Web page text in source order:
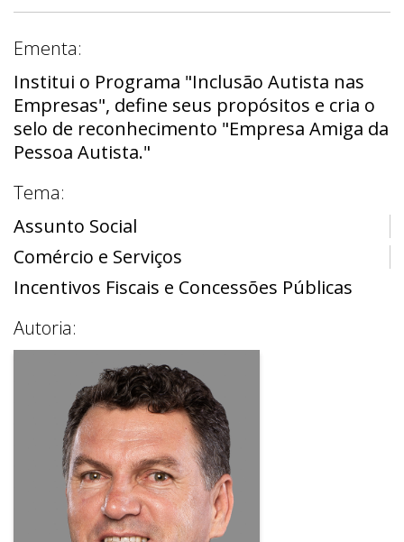
Ementa:
Institui o Programa "Inclusão Autista nas
Empresas", define seus propósitos e cria o
selo de reconhecimento "Empresa Amiga da
Pessoa Autista."
Tema:
Assunto Social
Comércio e Serviços
Incentivos Fiscais e Concessões Públicas
Autoria: